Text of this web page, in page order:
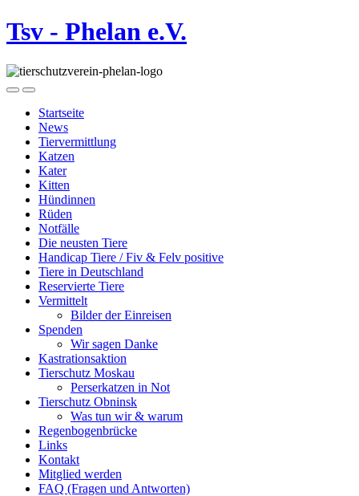
Tsv - Phelan e.V.
Startseite
News
Tiervermittlung
Katzen
Kater
Kitten
Hündinnen
Rüden
Notfälle
Die neusten Tiere
Handicap Tiere / Fiv & Felv positive
Tiere in Deutschland
Reservierte Tiere
Vermittelt
Bilder der Einreisen
Spenden
Wir sagen Danke
Kastrationsaktion
Tierschutz Moskau
Perserkatzen in Not
Tierschutz Obninsk
Was tun wir & warum
Regenbogenbrücke
Links
Kontakt
Mitglied werden
FAQ (Fragen und Antworten)